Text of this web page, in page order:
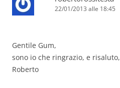
22/01/2013 alle 18:45
Gentile Gum,
sono io che ringrazio, e risaluto,
Roberto